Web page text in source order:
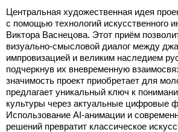
Центральная художественная идея
с помощью технологий искусственного
Виктора Васнецова. Этот приём
визуально-смысловой диалог между
импровизацией и великим наследием
подчеркнув их вневременную
значимость проект приобретает для
предлагает уникальный ключ к
культуры через актуальные цифровые
Использование AI-анимации и
решений превратит классическое